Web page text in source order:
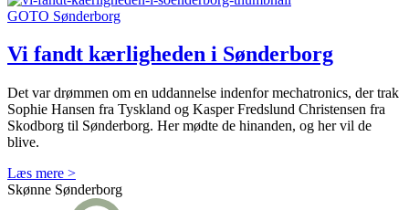
GOTO Sønderborg
Vi fandt kærligheden i Sønderborg
Det var drømmen om en uddannelse indenfor mechatronics, der trak
Sophie Hansen fra Tyskland og Kasper Fredslund Christensen fra
Skodborg til Sønderborg. Her mødte de hinanden, og her vil de
blive.
Læs mere >
Skønne Sønderborg